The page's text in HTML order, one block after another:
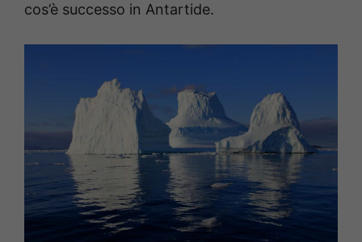
cos’è successo in Antartide.